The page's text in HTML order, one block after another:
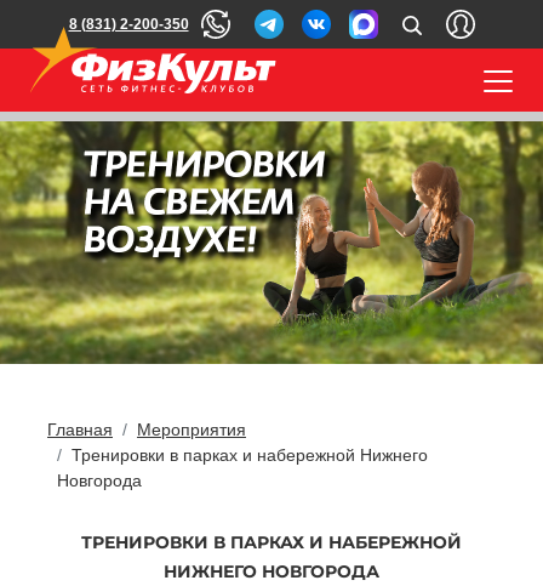
8 (831) 2-200-350
Главная
Мероприятия
Тренировки в парках и набережной Нижнего
Новгорода
ТРЕНИРОВКИ В ПАРКАХ И НАБЕРЕЖНОЙ
НИЖНЕГО НОВГОРОДА